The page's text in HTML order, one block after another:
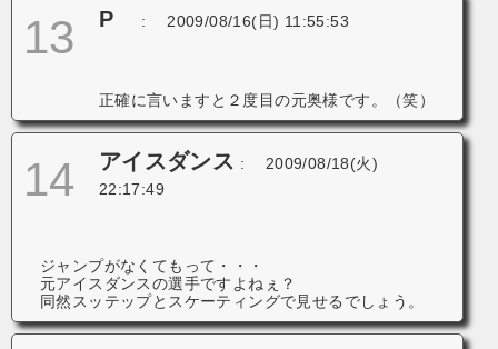
13 P : 2009/08/16(日) 11:55:53
正確に言いますと２度目の元奥様です。（笑）
14 アイスダンス :
2009/08/18(火)
22:17:49
ジャンプがなくてもって・・・
元アイスダンスの選手ですよねぇ？
同然スッテップとスケーティングで見せるでしょう。